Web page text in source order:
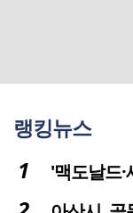
랭킹뉴스
'맥도날드·세종